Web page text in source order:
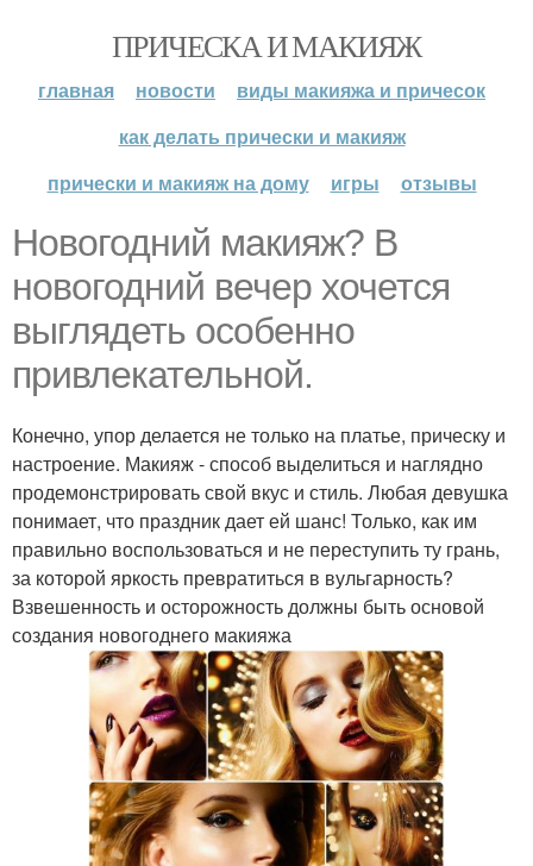
ПРИЧЕСКА И МАКИЯЖ
главная новости
виды макияжа и причесок
как делать прически и макияж
прически и макияж на дому
игры отзывы
Новогодний макияж? В
новогодний вечер хочется
выглядеть особенно
привлекательной.
Конечно, упор делается не только на платье, прическу и
настроение. Макияж - способ выделиться и наглядно
продемонстрировать свой вкус и стиль. Любая девушка
понимает, что праздник дает ей шанс! Только, как им
правильно воспользоваться и не переступить ту грань,
за которой яркость превратиться в вульгарность?
Взвешенность и осторожность должны быть основой
создания новогоднего макияжа